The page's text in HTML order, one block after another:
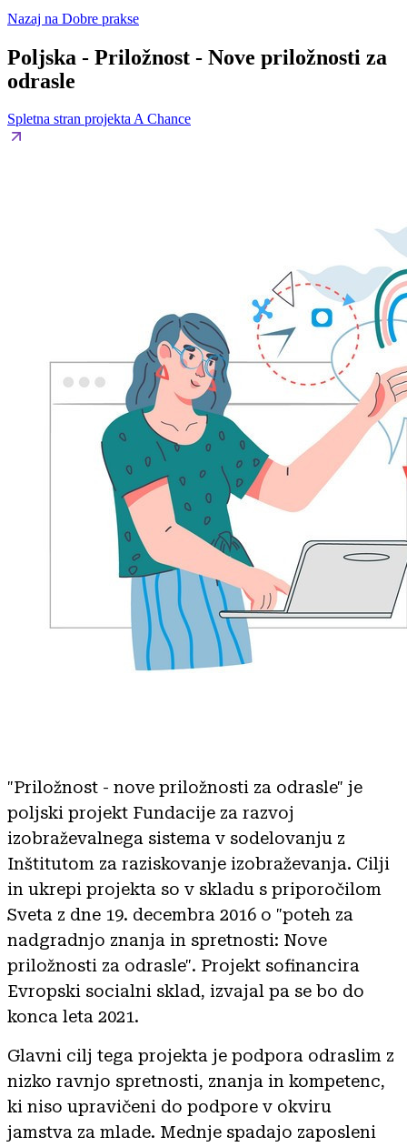
Nazaj na Dobre prakse
Poljska - Priložnost - Nove priložnosti za
odrasle
Spletna stran projekta A Chance
"Priložnost - nove priložnosti za odrasle" je
poljski projekt Fundacije za razvoj
izobraževalnega sistema v sodelovanju z
Inštitutom za raziskovanje izobraževanja. Cilji
in ukrepi projekta so v skladu s priporočilom
Sveta z dne 19. decembra 2016 o "poteh za
nadgradnjo znanja in spretnosti: Nove
priložnosti za odrasle". Projekt sofinancira
Evropski socialni sklad, izvajal pa se bo do
konca leta 2021.
Glavni cilj tega projekta je podpora odraslim z
nizko ravnjo spretnosti, znanja in kompetenc,
ki niso upravičeni do podpore v okviru
jamstva za mlade. Mednje spadajo zaposleni